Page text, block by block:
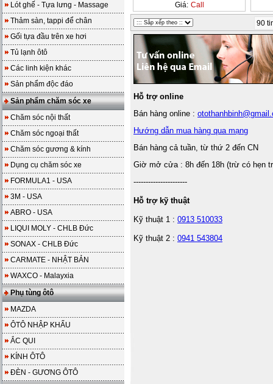
Lót ghế - Tựa lưng - Massage
Thảm sàn, tappi để chân
Gối tựa đầu trên xe hơi
Tủ lạnh ôtô
Các linh kiện khác
Sản phẩm độc đáo
Sản phẩm chăm sóc xe
Chăm sóc nội thất
Chăm sóc ngoại thất
Chăm sóc gương & kính
Dụng cụ chăm sóc xe
FORMULA1 - USA
3M - USA
ABRO - USA
LIQUI MOLY - CHLB Đức
SONAX - CHLB Đức
CARMATE - NHẬT BẢN
WAXCO - Malayxia
Phụ tùng ôtô
MAZDA
ÔTÔ NHẬP KHẨU
ẮC QUI
KÍNH ÔTÔ
ĐÈN - GƯƠNG ÔTÔ
Giá: Call
90
Hỗ trợ online
Bán hàng online :
Hướng dẫn mua hàng qua mạng
Bán hàng cả tuần, từ thứ 2 đến CN
Giờ mở cửa : 8h đến 18h (trừ có hẹn
----------------------
Hỗ trợ kỹ thuật
Kỹ thuật 1 : 0913 510033
Kỹ thuật 2 : 0941 543804